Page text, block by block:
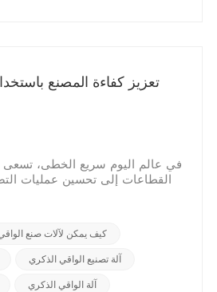
تعزيز كفاءة المصنع
في عالم اليوم سريع الخطى،
القطاعات إلى تحسين عمليات
وصناعة تصنيع الواقي الذكري
إلى إيجاد طرق مبتكرة لتحسين
التطورات الهامة في هذا الصدد هو دمج...
كيف يمكن لآلات صنع
آلة تصنيع الواقي الذكري
آلة الواقي الذكري